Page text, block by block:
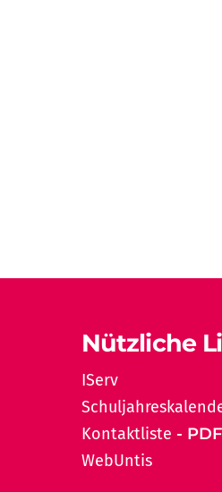
Nützliche
IServ
Kontaktliste
WebUntis